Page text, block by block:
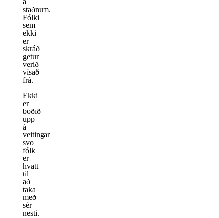
á
staðnum.
Fólki
sem
ekki
er
skráð
getur
verið
vísað
frá.
Ekki
er
boðið
upp
á
veitingar
svo
fólk
er
hvatt
til
að
taka
með
sér
nesti.